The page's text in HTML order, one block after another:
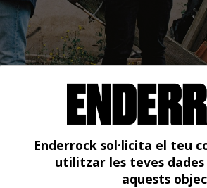
Pogues i la idea era
perduts' | El disc recupera històries
lletres pròpies
Enderrock sol·licita el teu
utilitzar les teves dades
aquests